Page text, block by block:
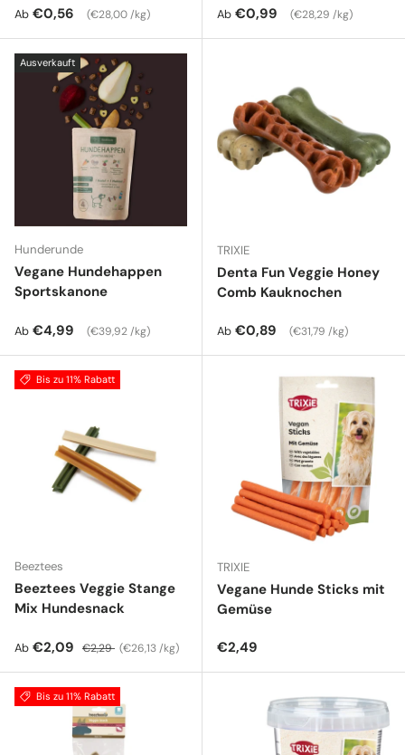
Normaler Preis
Ab €0,56 Grundpreis
€28,00 /kg Normaler Preis
Ab €0,99 Grundpreis
€28,29 /kg
Ausverkauft
Hunderunde
Vegane Hundehappen
Sportskanone
Normaler Preis
Ab €4,99 Grundpreis
€39,92 /kg
TRIXIE
Denta Fun Veggie Honey
Comb Kauknochen
Normaler Preis
Ab €0,89 Grundpreis
€31,79 /kg
Bis zu 11% Rabatt
Beeztees
Beeztees Veggie Stange
Mix Hundesnack
Verkaufspreis
Ab €2,09 Normaler Preis
€2,29 Grundpreis
€26,13 /kg
TRIXIE
Vegane Hunde Sticks mit
Gemüse
Normaler Preis
€2,49
Bis zu 11% Rabatt